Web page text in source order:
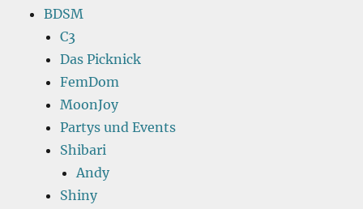
BDSM
C3
Das Picknick
FemDom
MoonJoy
Partys und Events
Shibari
Andy
Shiny